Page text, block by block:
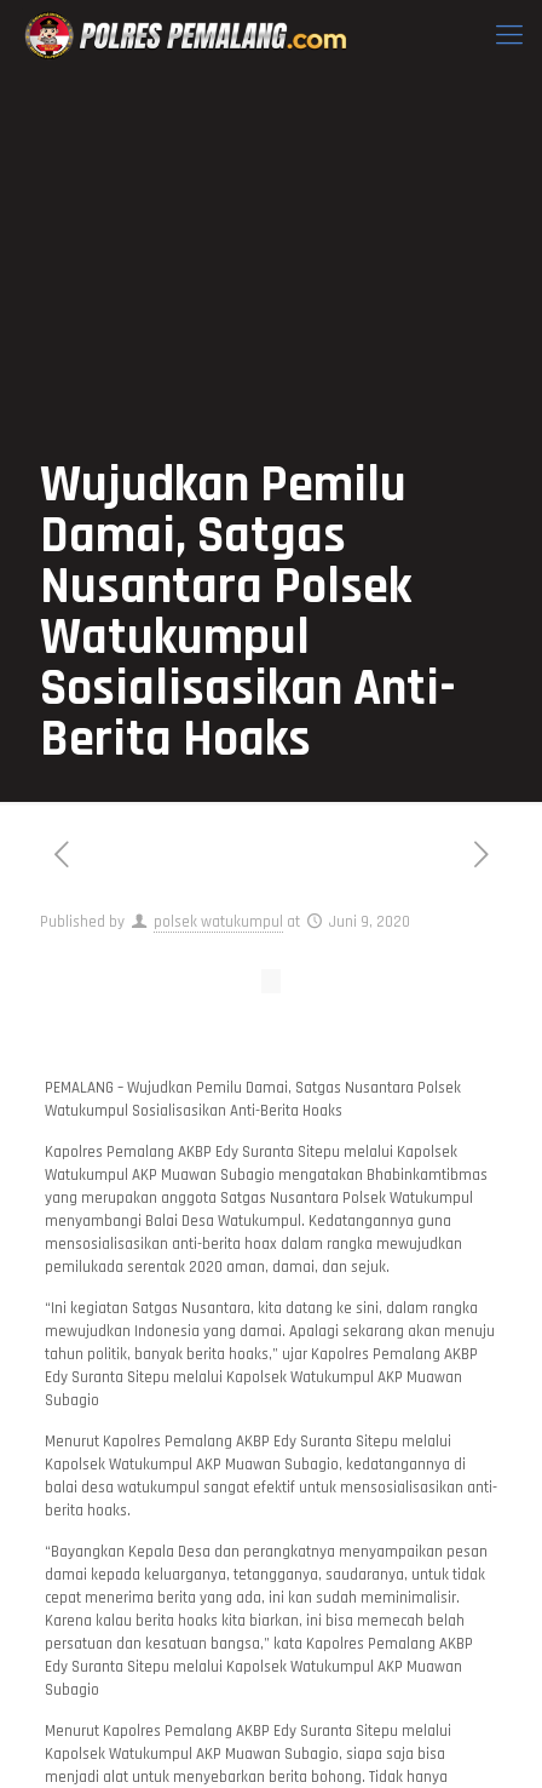
Wujudkan Pemilu
Damai, Satgas
Nusantara Polsek
Watukumpul
Sosialisasikan Anti-
Berita Hoaks
Published by polsek watukumpul at Juni 9, 2020
PEMALANG – Wujudkan Pemilu Damai, Satgas Nusantara Polsek
Watukumpul Sosialisasikan Anti-Berita Hoaks
Kapolres Pemalang AKBP Edy Suranta Sitepu melalui Kapolsek
Watukumpul AKP Muawan Subagio mengatakan Bhabinkamtibmas
yang merupakan anggota Satgas Nusantara Polsek Watukumpul
menyambangi Balai Desa Watukumpul. Kedatangannya guna
mensosialisasikan anti-berita hoax dalam rangka mewujudkan
pemilukada serentak 2020 aman, damai, dan sejuk.
“Ini kegiatan Satgas Nusantara, kita datang ke sini, dalam rangka
mewujudkan Indonesia yang damai. Apalagi sekarang akan menuju
tahun politik, banyak berita hoaks,” ujar Kapolres Pemalang AKBP
Edy Suranta Sitepu melalui Kapolsek Watukumpul AKP Muawan
Subagio
Menurut Kapolres Pemalang AKBP Edy Suranta Sitepu melalui
Kapolsek Watukumpul AKP Muawan Subagio, kedatangannya di
balai desa watukumpul sangat efektif untuk mensosialisasikan anti-
berita hoaks.
“Bayangkan Kepala Desa dan perangkatnya menyampaikan pesan
damai kepada keluarganya, tetangganya, saudaranya, untuk tidak
cepat menerima berita yang ada, ini kan sudah meminimalisir.
Karena kalau berita hoaks kita biarkan, ini bisa memecah belah
persatuan dan kesatuan bangsa,” kata Kapolres Pemalang AKBP
Edy Suranta Sitepu melalui Kapolsek Watukumpul AKP Muawan
Subagio
Menurut Kapolres Pemalang AKBP Edy Suranta Sitepu melalui
Kapolsek Watukumpul AKP Muawan Subagio, siapa saja bisa
menjadi alat untuk menyebarkan berita bohong. Tidak hanya